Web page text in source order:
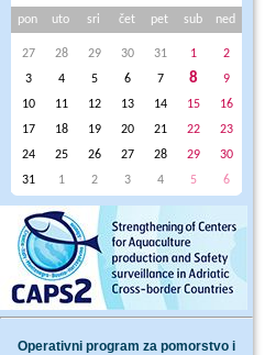
pon uto sri čet pet sub ned
27 28 29 30 31 1
2
3
4 5 6 7 8
9
10
11 12 13 14 15
16
17
18 19 20 21 22
23
24
25 26 27 28 29
30
31
1 2 3 4 5 6
Operativni program za pomorstvo i